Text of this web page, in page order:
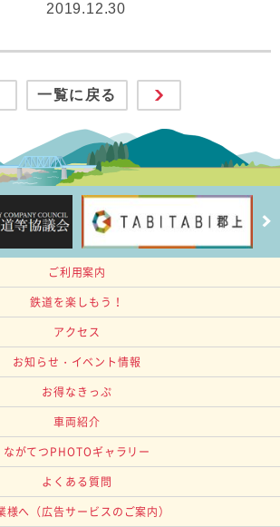
2019.12.30
一覧に戻る
ご利用案内
鉄道を楽しもう！
アクセス
お知らせ・イベント情報
お得なきっぷ
車両紹介
ながてつPHOTOギャラリー
よくある質問
様へ （広告サービスのご案内）